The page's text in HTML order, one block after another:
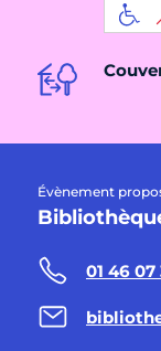
Évènement
01 46 07